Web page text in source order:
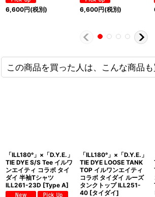
6,600円(税別) 6,600円(税別)
この商品を買った人は、こんな商品
「ILL180°」×「D.Y.E.」
TIE DYE S/S Tee イルワ
ンエイティ コラボ タイ
ダイ 半袖Tシャツ
ILL261-23D [Type A]
「ILL180°」×「D.Y.E.」
TIE DYE LOOSE TANK
TOP イルワンエイティ
コラボ タイダイ ルーズ
タンクトップ ILL251-
40 [タイダイ]